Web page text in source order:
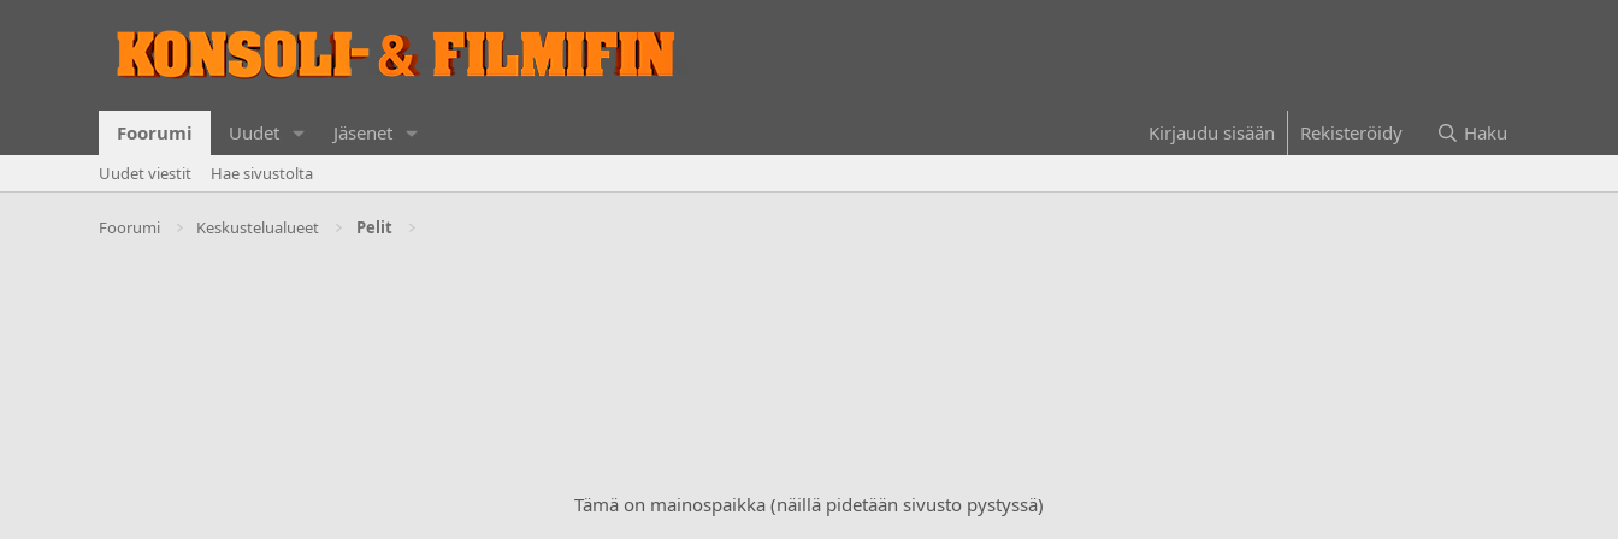
Foorumi Uudet Jäsenet Kirjaudu sisään Rekisteröidy Haku
Uudet viestit Hae sivustolta
Foorumi Keskustelualueet Pelit
Tämä on mainospaikka (näillä pidetään sivusto pystyssä)